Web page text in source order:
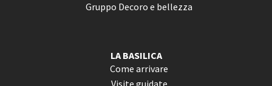
Gruppo Decoro e bellezza
LA BASILICA
Come arrivare